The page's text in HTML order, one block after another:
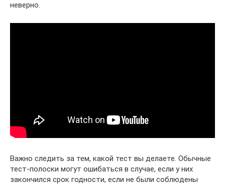
неверно.
Важно следить за тем, какой тест вы делаете. Обычные
тест-полоски могут ошибаться в случае, если у них
закончился срок годности, если не были соблюдены